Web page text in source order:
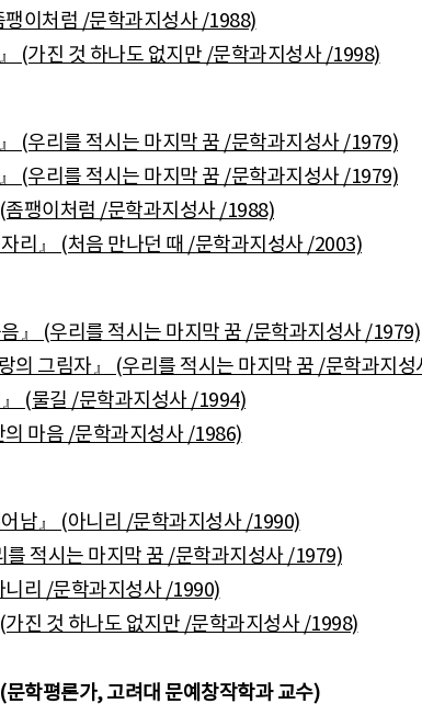
팽이처럼 /문학과지성사 /1988)
(가진 것 하나도 없지만 /문학과지성사 /1998)
(우리를 적시는 마지막 꿈 /문학과지성사 /1979)
(우리를 적시는 마지막 꿈 /문학과지성사 /1979)
좀팽이처럼 /문학과지성사 /1988)
리』 (처음 만나던 때 /문학과지성사 /2003)
』 (우리를 적시는 마지막 꿈 /문학과지성사 /1979)
의 그림자』 (우리를 적시는 마지막 꿈 /문학과지
(물길 /문학과지성사 /1994)
의 마음 /문학과지성사 /1986)
남』 (아니리 /문학과지성사 /1990)
를 적시는 마지막 꿈 /문학과지성사 /1979)
니리 /문학과지성사 /1990)
진 것 하나도 없지만 /문학과지성사 /1998)
문학평론가, 고려대 문예창작학과 교수)